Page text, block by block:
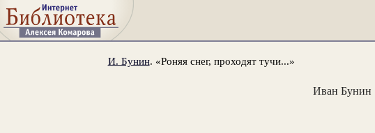
И. Бунин. «Роняя снег, проходят тучи...»
Иван Бунин